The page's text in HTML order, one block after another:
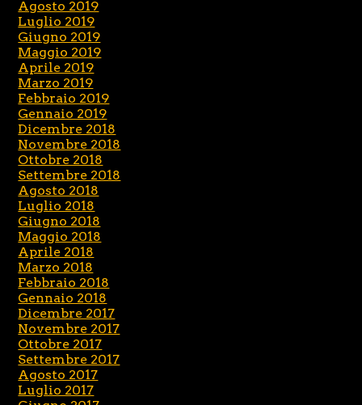
Agosto 2019
Luglio 2019
Giugno 2019
Maggio 2019
Aprile 2019
Marzo 2019
Febbraio 2019
Gennaio 2019
Dicembre 2018
Novembre 2018
Ottobre 2018
Settembre 2018
Agosto 2018
Luglio 2018
Giugno 2018
Maggio 2018
Aprile 2018
Marzo 2018
Febbraio 2018
Gennaio 2018
Dicembre 2017
Novembre 2017
Ottobre 2017
Settembre 2017
Agosto 2017
Luglio 2017